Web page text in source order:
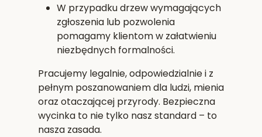
W przypadku drzew wymagających
zgłoszenia lub pozwolenia
pomagamy klientom w załatwieniu
niezbędnych formalności.
Pracujemy legalnie, odpowiedzialnie i z
pełnym poszanowaniem dla ludzi, mienia
oraz otaczającej przyrody. Bezpieczna
wycinka to nie tylko nasz standard – to
nasza zasada.